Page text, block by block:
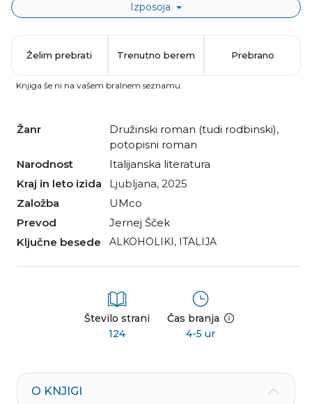
Izposoja
Žanr družinski roman (tudi rodbinski),
potopisni roman
Narodnost
italijanska literatura
Kraj in leto izida
Ljubljana, 2025
Založba
UMco
Prevod
Jernej Šček
Ključne besede
ALKOHOLIKI, ITALIJA
Število strani
124
Čas branja
4-5 ur
Želim prebrati Trenutno berem Prebrano
Knjiga še ni na vašem bralnem seznamu.
O KNJIGI